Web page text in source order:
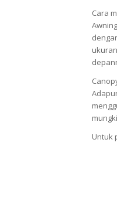
Cara
Untuk